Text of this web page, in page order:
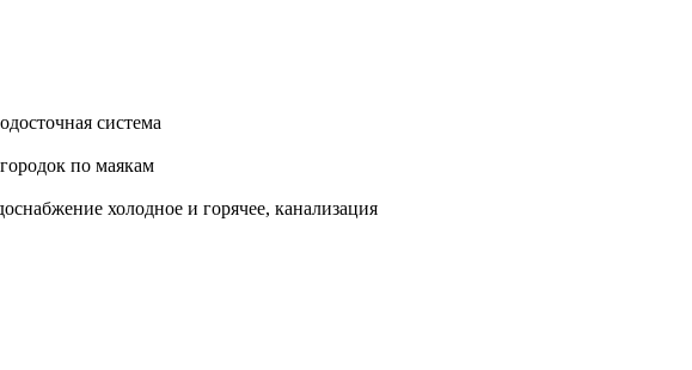
система
по маякам
холодное и горячее, канализация